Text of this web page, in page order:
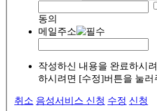
동의
메일주소
작성하신 내용을 완료하시
하시려면 [수정]버튼을 눌러
취소 음성서비스 신청 수정 신청